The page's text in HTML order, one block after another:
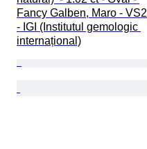
Fancy Galben, Maro - VS2
- IGI (Institutul gemologic
internațional)